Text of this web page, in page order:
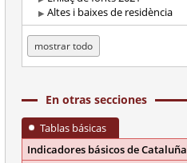
Altes i baixes de residència
mostrar todo
En otras secciones
Tablas básicas
Indicadores básicos de Cataluña